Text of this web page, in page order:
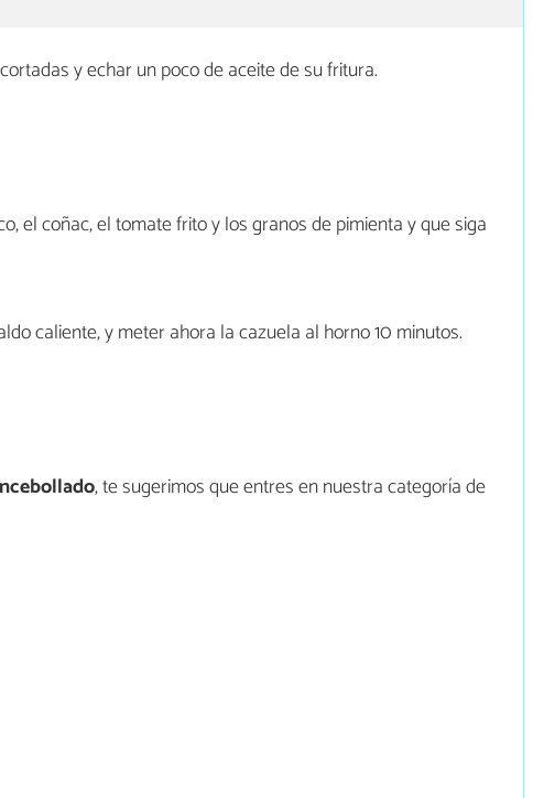
y echar un poco de aceite de su fritura.
el coñac, el tomate frito y los granos de pimienta y que siga
caliente, y meter ahora la cazuela al horno 10 minutos.
, te sugerimos que entres en nuestra categoría de